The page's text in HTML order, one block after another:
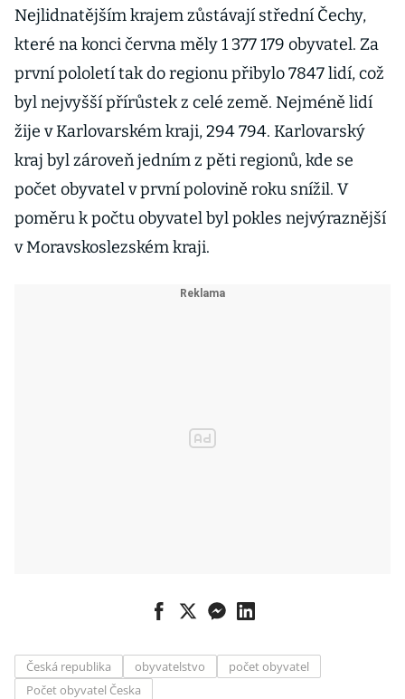
Nejlidnatějším krajem zůstávají střední Čechy,
které na konci června měly 1 377 179 obyvatel. Za
první pololetí tak do regionu přibylo 7847 lidí, což
byl nejvyšší přírůstek z celé země. Nejméně lidí
žije v Karlovarském kraji, 294 794. Karlovarský
kraj byl zároveň jedním z pěti regionů, kde se
počet obyvatel v první polovině roku snížil. V
poměru k počtu obyvatel byl pokles nejvýraznější
v Moravskoslezském kraji.
Česká republika obyvatelstvo
počet obyvatel
Počet obyvatel Česka